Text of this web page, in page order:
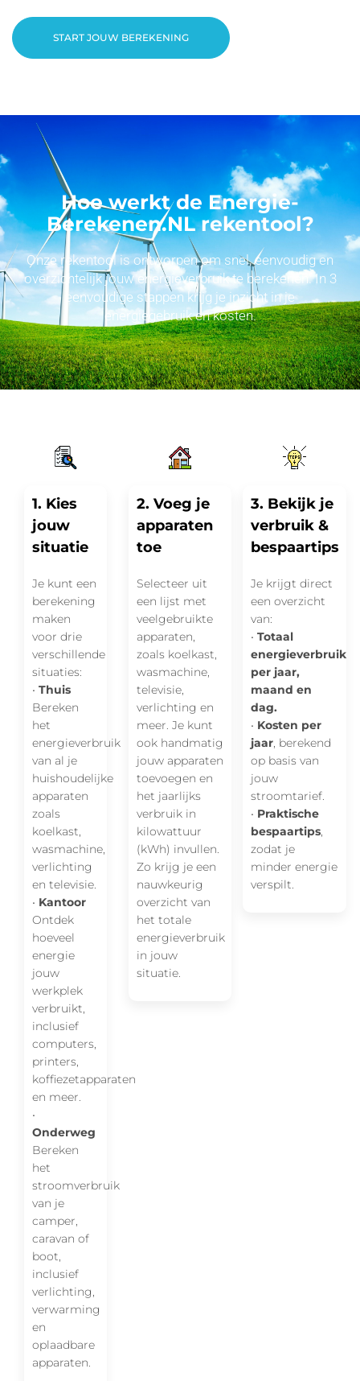
START JOUW BEREKENING
Hoe werkt de Energie-
Berekenen.NL rekentool?
Onze rekentool is ontworpen om snel, eenvoudig en
overzichtelijk jouw energieverbruik te berekenen. In 3
eenvoudige stappen krijg je inzicht in je
energiegebruik en kosten.
1. Kies
jouw
situatie
Je kunt een
berekening
maken
voor drie
verschillende
situaties:
• Thuis
Bereken
het
energieverbruik
van al je
huishoudelijke
apparaten
zoals
koelkast,
wasmachine,
verlichting
en televisie.
• Kantoor
Ontdek
hoeveel
energie
jouw
werkplek
verbruikt,
inclusief
computers,
printers,
koffiezetapparaten
en meer.
•
Onderweg
Bereken
het
stroomverbruik
van je
camper,
caravan of
boot,
inclusief
verlichting,
verwarming
en
oplaadbare
apparaten.
2. Voeg je
apparaten
toe
Selecteer uit
een lijst met
veelgebruikte
apparaten,
zoals koelkast,
wasmachine,
televisie,
verlichting en
meer. Je kunt
ook handmatig
jouw apparaten
toevoegen en
het jaarlijks
verbruik in
kilowattuur
(kWh) invullen.
Zo krijg je een
nauwkeurig
overzicht van
het totale
energieverbruik
in jouw
situatie.
3. Bekijk je
verbruik &
bespaartips
Je krijgt direct
een overzicht
van:
•Totaal
energieverbruik
per jaar,
maand en
dag.
• Kosten per
jaar, berekend
op basis van
jouw
stroomtarief.
• Praktische
bespaartips,
zodat je
minder energie
verspilt.